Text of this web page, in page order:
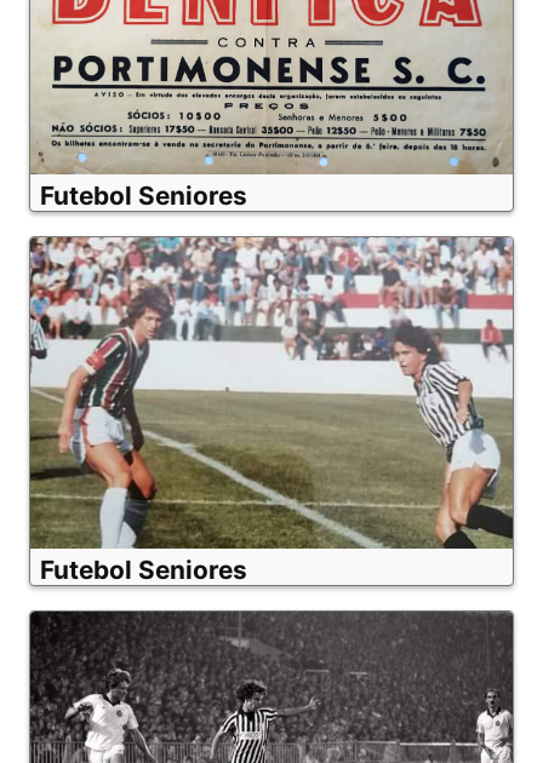
Futebol Seniores
Futebol Seniores